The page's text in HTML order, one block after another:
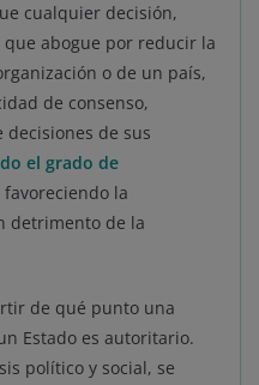
cualquier decisión,
abogue por reducir la
o de un país,
de consenso,
decisiones de sus
el grado de
la
detrimento de la
de qué punto una
Estado es autoritario.
político y social, se